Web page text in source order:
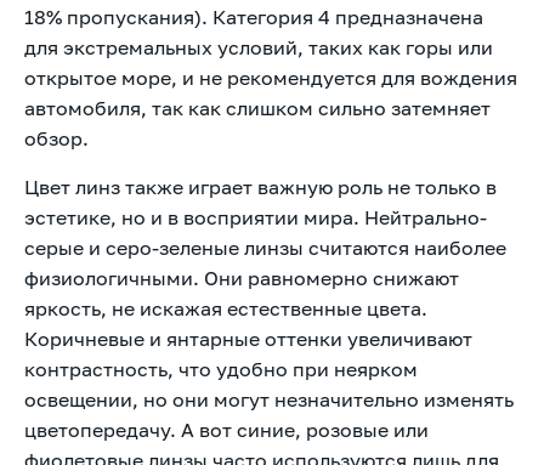
18% пропускания). Категория 4 предназначена
для экстремальных условий, таких как горы или
открытое море, и не рекомендуется для вождения
автомобиля, так как слишком сильно затемняет
обзор.
Цвет линз также играет важную роль не только в
эстетике, но и в восприятии мира. Нейтрально-
серые и серо-зеленые линзы считаются наиболее
физиологичными. Они равномерно снижают
яркость, не искажая естественные цвета.
Коричневые и янтарные оттенки увеличивают
контрастность, что удобно при неярком
освещении, но они могут незначительно изменять
цветопередачу. А вот синие, розовые или
фиолетовые линзы часто используются лишь для